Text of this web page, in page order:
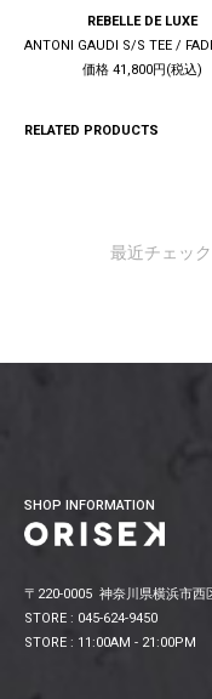
REBELLE DE LUXE
価格 41,800円(税込)
RELATED PRODUCTS
最近チェッ
SHOP INFORMATION
〒220-0005 神奈川県横浜市西
STORE : 045-624-9450
STORE : 11:00AM - 21:00PM